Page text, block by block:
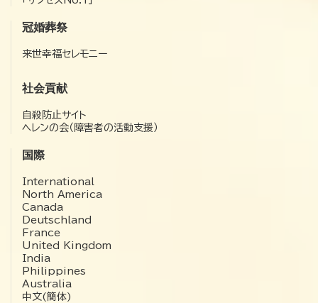
冠婚葬祭
来世幸福セレモニー
社会貢献
自殺防止サイト
ヘレンの会（障害者の活動支援）
国際
International
North America
Canada
Deutschland
France
United Kingdom
India
Philippines
Australia
中文(簡体)